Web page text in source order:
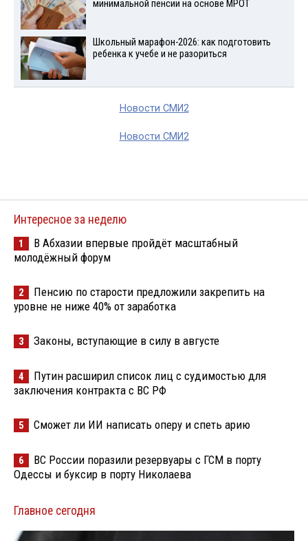
минимальной пенсии на основе МРОТ
Школьный марафон-2026: как подготовить
ребенка к учебе и не разориться
Новости СМИ2
Новости СМИ2
Интересное за неделю
1
В Абхазии впервые пройдёт масштабный
молодёжный форум
2
Пенсию по старости предложили закрепить на
уровне не ниже 40% от заработка
3 Законы, вступающие в силу в августе
4
Путин расширил список лиц с судимостью для
заключения контракта с ВС РФ
5 Сможет ли ИИ написать оперу и спеть арию
6
ВС России поразили резервуары с ГСМ в порту
Одессы и буксир в порту Николаева
Главное сегодня